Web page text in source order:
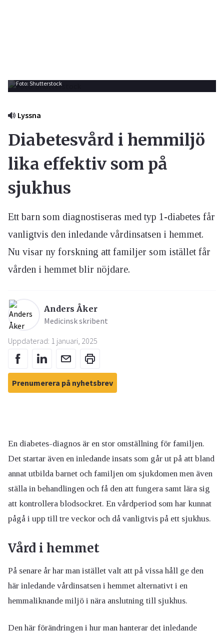
Foto: Shutterstock
Lyssna
Diabetesvård i hemmiljö
lika effektiv som på
sjukhus
Ett barn som diagnostiseras med typ 1-diabetes får
vanligtvis den inledande vårdinsatsen i hemmet.
Nu visar ny forskning att familjer som istället får
vården i hemmet blir nöjdare.
Anders Åker
Medicinsk skribent
Uppdaterad: 1 januari, 2025
Prenumerera på nyhetsbrev
En diabetes-diagnos är en stor omställning för familjen.
Det startar även en inledande insats som går ut på att bland
annat utbilda barnet och familjen om sjukdomen men även
ställa in behandlingen och få den att fungera samt lära sig
att kontrollera blodsockret. En vårdperiod som har kunnat
pågå i upp till tre veckor och då vanligtvis på ett sjukhus.
Vård i hemmet
På senare år har man istället valt att på vissa håll ge den
här inledande vårdinsatsen i hemmet alternativt i en
hemmaliknande miljö i nära anslutning till sjukhus.
Den här förändringen i hur man hanterar det inledande